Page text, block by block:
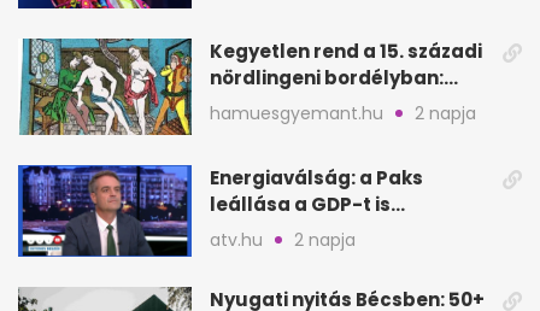
Kegyetlen rend a 15. századi
nördlingeni bordélyban:
verés, éheztetés
hamuesgyemant.hu 2 napja
Energiaválság: a Paks
leállása a GDP-t is
megütheti, int az
atv.hu 2 napja
Nyugati nyitás Bécsben: 50+